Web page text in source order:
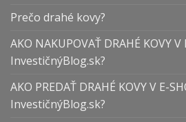
Prečo drahé kovy?
AKO NAKUPOVAŤ DRAHÉ KOVY V
InvestičnýBlog.sk?
AKO PREDAŤ DRAHÉ KOVY V E-
InvestičnýBlog.sk?